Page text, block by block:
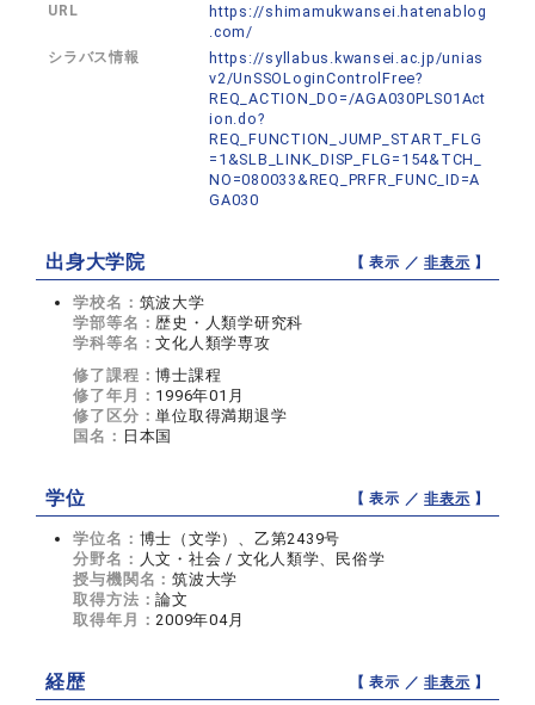
URL
https://shimamukwansei.hatenablog
.com/
シラバス情報
https://syllabus.kwansei.ac.jp/unias
v2/UnSSOLoginControlFree?
REQ_ACTION_DO=/AGA030PLS01Act
ion.do?
REQ_FUNCTION_JUMP_START_FLG
=1&SLB_LINK_DISP_FLG=154&TCH_
NO=080033&REQ_PRFR_FUNC_ID=A
GA030
出身大学院 【 表示 ／非表示 】
学校名： 筑波大学
学部等名：歴史・人類学研究科
学科等名：文化人類学専攻
修了課程：博士課程
修了年月： 1996年01月
修了区分：単位取得満期退学
国名： 日本国
学位 【 表示 ／非表示 】
学位名： 博士（文学）、乙第2439号
分野名： 人文・社会 / 文化人類学、民俗学
授与機関名：筑波大学
取得方法：論文
取得年月：2009年04月
経歴 【 表示 ／非表示 】